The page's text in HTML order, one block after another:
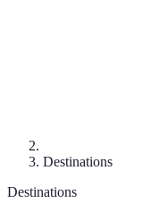
Destinations
Destinations